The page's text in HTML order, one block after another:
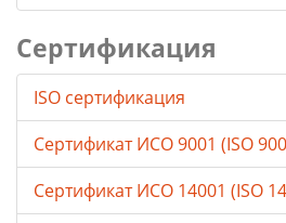
Сертификация
ISO сертификация
Сертификат ИСО 9001 (ISO
Сертификат ИСО 14001 (ISO